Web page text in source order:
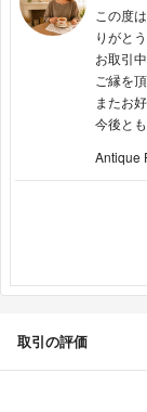
この度
りがと
お取引
ご縁を
またお
今後と
Antique
取引の評価